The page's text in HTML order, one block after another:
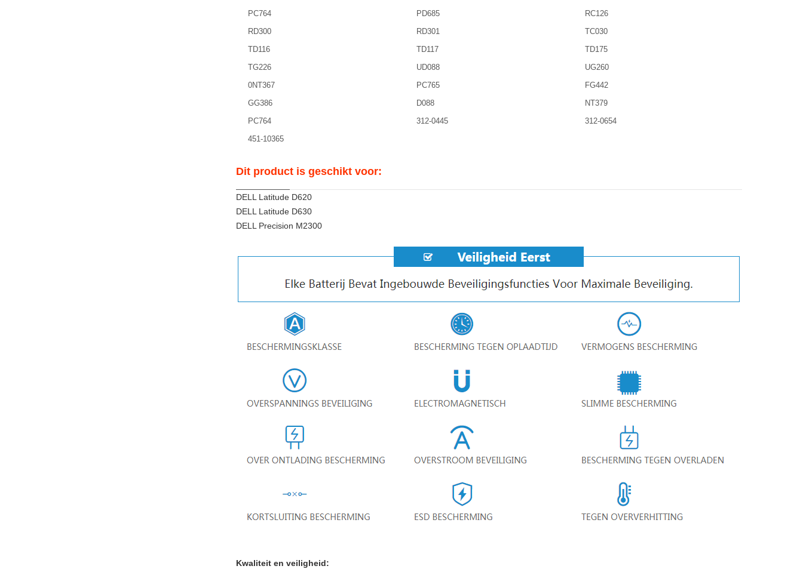
PC764
PD685
RC126
RD300
RD301
TC030
TD116
TD117
TD175
TG226
UD088
UG260
0NT367
PC765
FG442
GG386
D088
NT379
PC764
312-0445
312-0654
451-10365
Dit product is geschikt voor:
DELL Latitude D620
DELL Latitude D630
DELL Precision M2300
Kwaliteit en veiligheid: